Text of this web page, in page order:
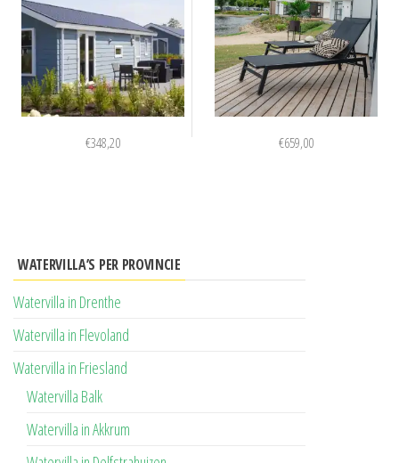
€348,20 €659,00
WATERVILLA’S PER PROVINCIE
Watervilla in Drenthe
Watervilla in Flevoland
Watervilla in Friesland
Watervilla Balk
Watervilla in Akkrum